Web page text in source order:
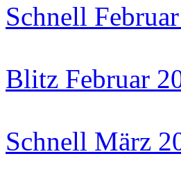
Schnell
Blitz Februar
Schnell März